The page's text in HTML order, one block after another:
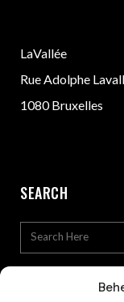
LaVallée
Rue Adolphe
1080 Bruxelles
SEARCH